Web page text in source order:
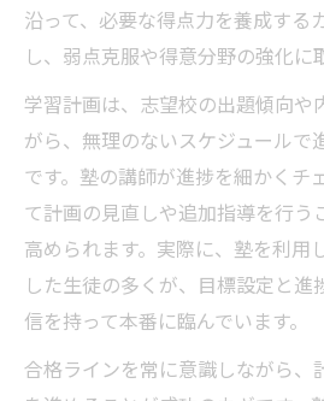
沿って、必要な得点力を養成する
し、弱点克服や得意分野の強化に
学習計画は、志望校の出題傾向や
がら、無理のないスケジュールで
です。塾の講師が進捗を細かくチ
て計画の見直しや追加指導を行う
高められます。実際に、塾を利用
した生徒の多くが、目標設定と進
信を持って本番に臨んでいます。
合格ラインを常に意識しながら、